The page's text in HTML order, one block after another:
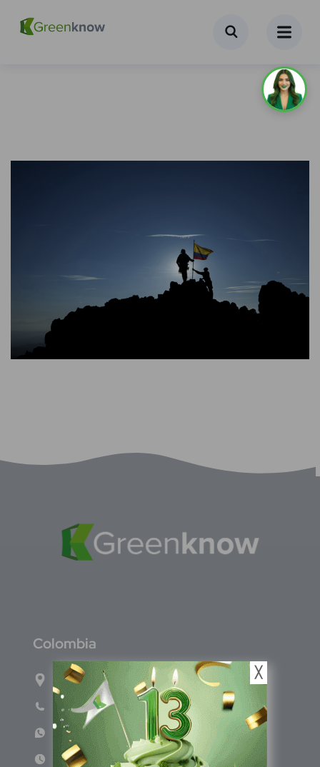
Colombia
Carrera 71G #117-67 INT 3 OFI 701
Teléfono: (601) 522 3869
WhatsApp: +57 317 4651554
Lun - Vie 8:00am - 5:00pm
╳